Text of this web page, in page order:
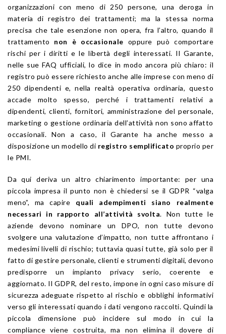
organizzazioni con meno di 250 persone, una deroga in
materia di registro dei trattamenti; ma la stessa norma
precisa che tale esenzione non opera, fra l’altro, quando il
trattamento non è occasionale oppure può comportare
rischi per i diritti e le libertà degli interessati. Il Garante,
nelle sue FAQ ufficiali, lo dice in modo ancora più chiaro: il
registro può essere richiesto anche alle imprese con meno di
250 dipendenti e, nella realtà operativa ordinaria, questo
accade molto spesso, perché i trattamenti relativi a
dipendenti, clienti, fornitori, amministrazione del personale,
marketing o gestione ordinaria dell’attività non sono affatto
occasionali. Non a caso, il Garante ha anche messo a
disposizione un modello di registro semplificato proprio per
le PMI.
Da qui deriva un altro chiarimento importante: per una
piccola impresa il punto non è chiedersi se il GDPR “valga
meno”, ma capire quali adempimenti siano realmente
necessari in rapporto all’attività svolta. Non tutte le
aziende devono nominare un DPO, non tutte devono
svolgere una valutazione d’impatto, non tutte affrontano i
medesimi livelli di rischio; tuttavia quasi tutte, già solo per il
fatto di gestire personale, clienti e strumenti digitali, devono
predisporre un impianto privacy serio, coerente e
aggiornato. Il GDPR, del resto, impone in ogni caso misure di
sicurezza adeguate rispetto al rischio e obblighi informativi
verso gli interessati quando i dati vengono raccolti. Quindi la
piccola dimensione può incidere sul modo in cui la
compliance viene costruita, ma non elimina il dovere di